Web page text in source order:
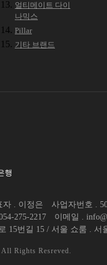
얼티메이트 다이
나믹스
Pillar
기타 브랜드
행
자 . 이정은 사업자번호 .
275-2217
이메일 .
15번길 15 / 서울 쇼룸 . 서
Rights Resreved.